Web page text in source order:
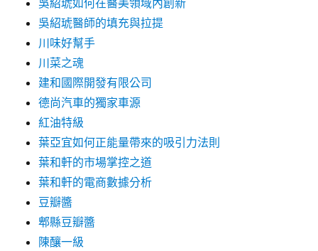
吳紹琥如何在醫美領域內創新
吳紹琥醫師的填充與拉提
川味好幫手
川菜之魂
建和國際開發有限公司
德尚汽車的獨家車源
紅油特級
葉亞宜如何正能量帶來的吸引力法則
葉和軒的市場掌控之道
葉和軒的電商數據分析
豆瓣醬
郫縣豆瓣醬
陳釀一級